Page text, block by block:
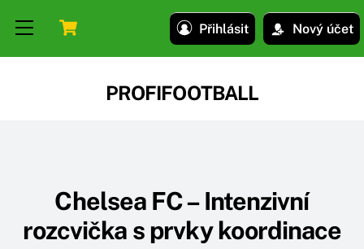
Přihlásit Nový účet
Menu
PROFIFOOTBALL
Chelsea FC – Intenzivní
rozcvička s prvky koordinace